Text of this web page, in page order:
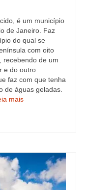
é um município
de Janeiro. Faz
do qual se
com oito
recebendo de um
e do outro
faz com que tenha
de águas geladas.
mais